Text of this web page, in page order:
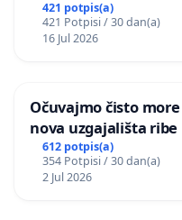
postojećih zelenih
donošenju izmjena
421 potpis(a)
421 Potpisi / 30 dan(a)
16 Jul 2026
Očuvajmo čisto
nova uzgajališta ribe
612 potpis(a)
354 Potpisi / 30 dan(a)
2 Jul 2026